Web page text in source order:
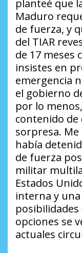
planteé que
Maduro
de fuerza, y
del TIAR
de 17 meses
insistes en
emergencia
el gobierno
por lo
contenido
sorpresa.
había
de fuerza
militar
Estados
interna y
posibilidades
opciones se
actuales